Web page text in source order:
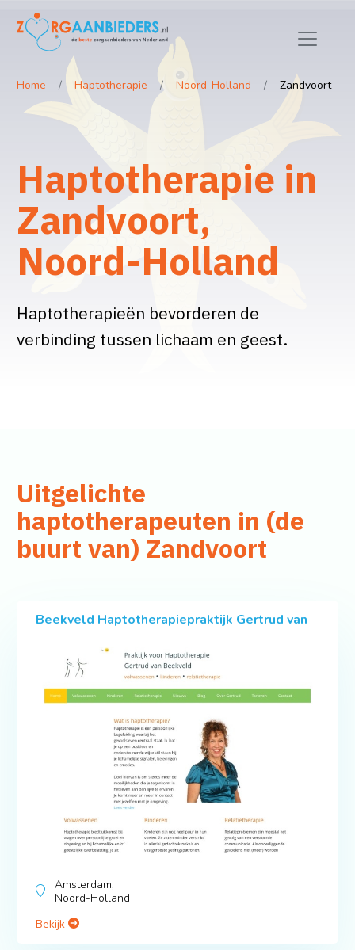
Home Haptotherapie Noord-Holland Zandvoort
Haptotherapie in
Zandvoort,
Noord-Holland
Haptotherapieën bevorderen de
verbinding tussen lichaam en geest.
Uitgelichte
haptotherapeuten in (de
buurt van) Zandvoort
Beekveld Haptotherapiepraktijk Gertrud van
Amsterdam,
Noord-Holland
Bekijk